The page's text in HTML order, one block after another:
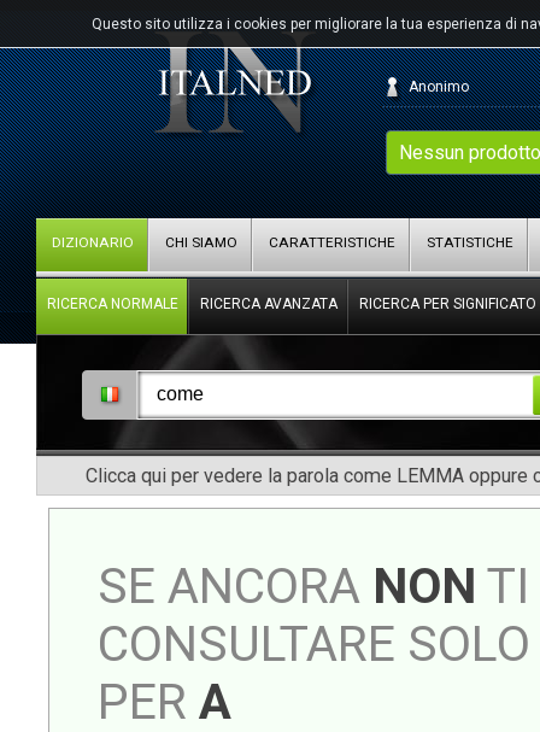
Questo sito utilizza i cookies per migliorare la tua esperienza di
Nessun
Anonimo
DIZIONARIO CHI SIAMO CARATTERISTICHE STATISTICHE
RICERCA NORMALE RICERCA AVANZATA RICERCA PER SIGNIFICATO
Clicca qui per vedere la parola come LEMMA oppure
SE ANCORA NON TI
CONSULTARE
PER A